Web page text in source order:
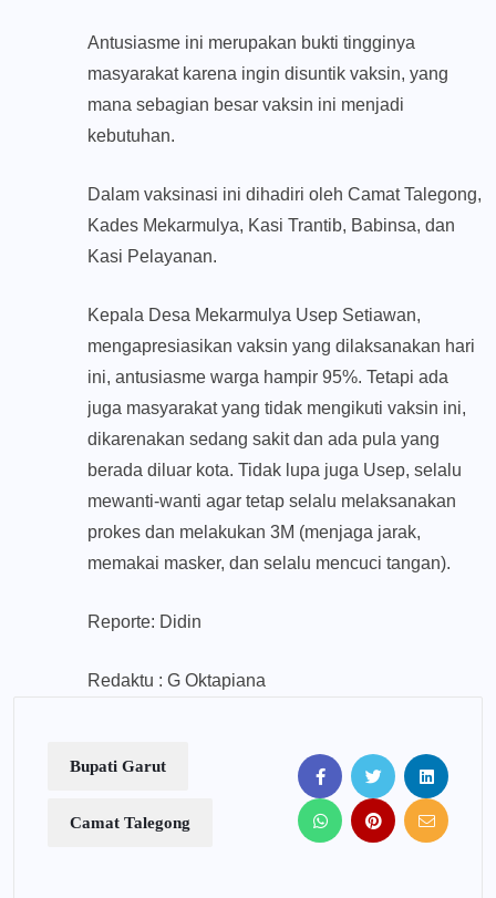
Antusiasme ini merupakan bukti tingginya
masyarakat karena ingin disuntik vaksin, yang
mana sebagian besar vaksin ini menjadi
kebutuhan.
Dalam vaksinasi ini dihadiri oleh Camat Talegong,
Kades Mekarmulya, Kasi Trantib, Babinsa, dan
Kasi Pelayanan.
Kepala Desa Mekarmulya Usep Setiawan,
mengapresiasikan vaksin yang dilaksanakan hari
ini, antusiasme warga hampir 95%. Tetapi ada
juga masyarakat yang tidak mengikuti vaksin ini,
dikarenakan sedang sakit dan ada pula yang
berada diluar kota. Tidak lupa juga Usep, selalu
mewanti-wanti agar tetap selalu melaksanakan
prokes dan melakukan 3M (menjaga jarak,
memakai masker, dan selalu mencuci tangan).
Reporte: Didin
Redaktu : G Oktapiana
Bupati Garut
Camat Talegong